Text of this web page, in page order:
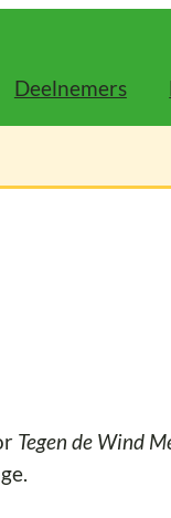
Deelnemers
Tegen de Wind